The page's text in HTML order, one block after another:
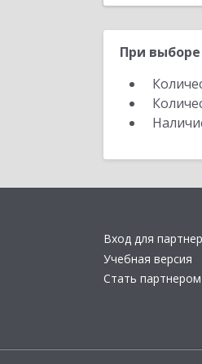
При
Вход для
Учебная версия
Стать партнером